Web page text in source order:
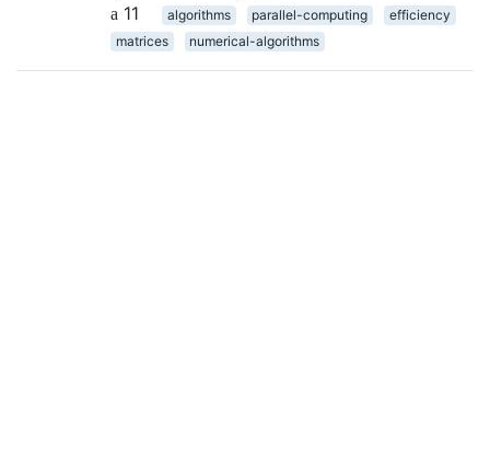
11
algorithms parallel-computing
efficiency
matrices
numerical-algorithms